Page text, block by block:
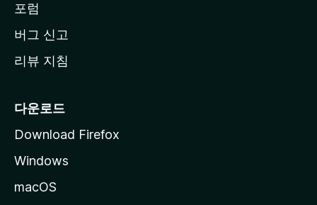
동
포럼
버그 신고
리뷰 지침
다운로드
Download Firefox
Windows
macOS